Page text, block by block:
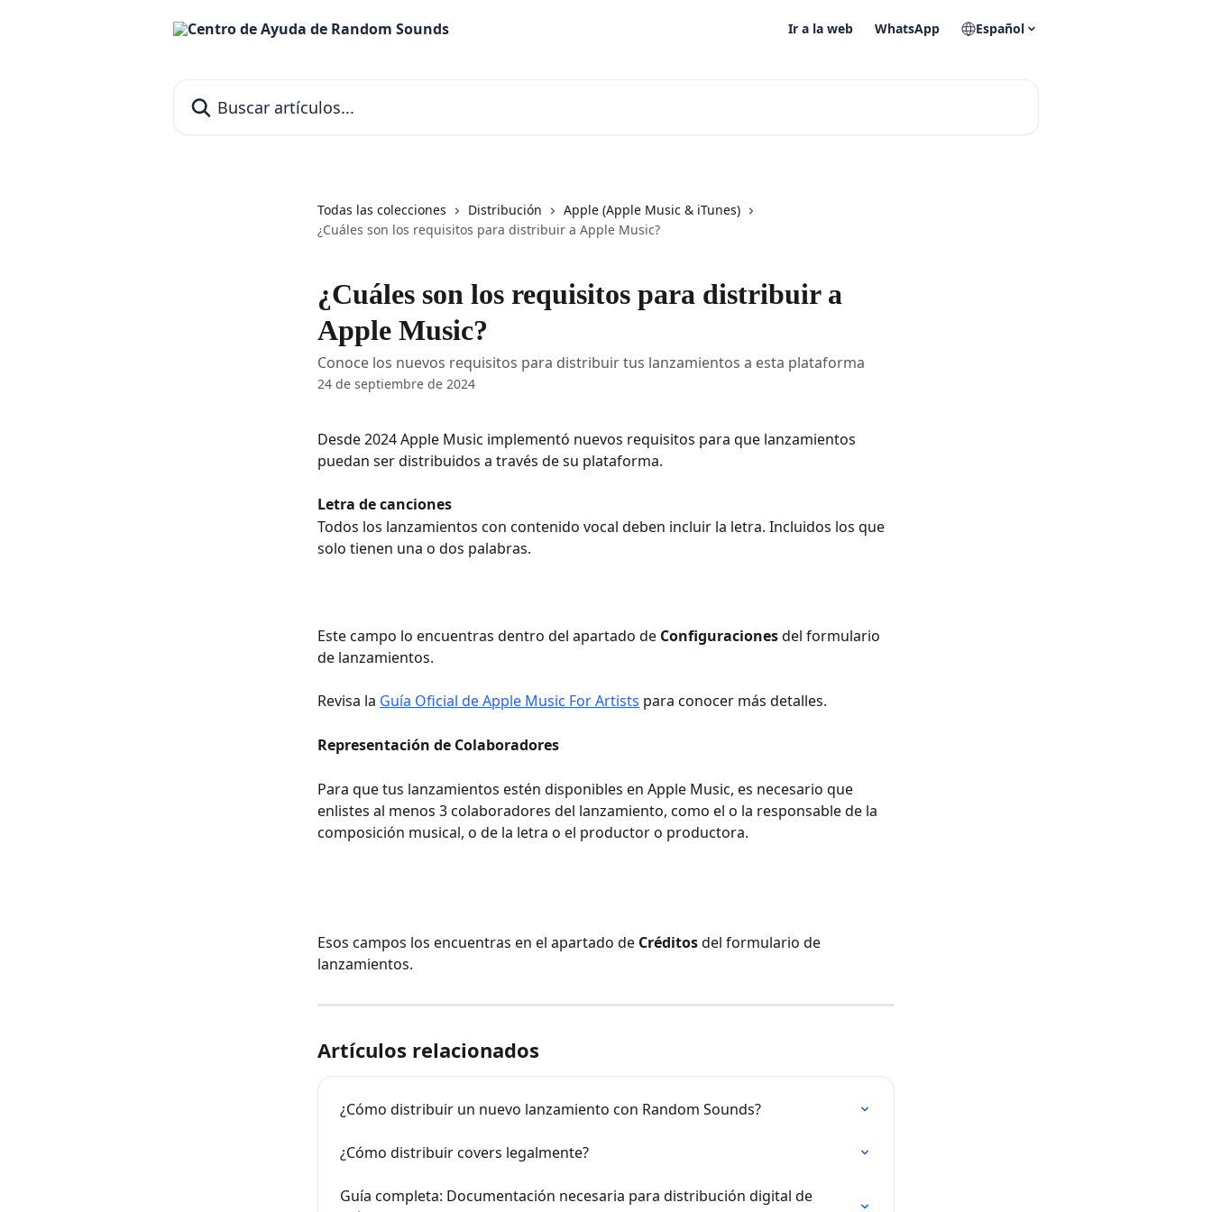
Ir a la web WhatsApp Español
Todas las colecciones Distribución
Apple (Apple Music & iTunes)
¿Cuáles son los requisitos para distribuir a Apple Music?
¿Cuáles son los requisitos para distribuir a
Apple Music?
Conoce los nuevos requisitos para distribuir tus lanzamientos a esta plataforma
24 de septiembre de 2024
Desde 2024 Apple Music implementó nuevos requisitos para que lanzamientos
puedan ser distribuidos a través de su plataforma.
Letra de canciones
Todos los lanzamientos con contenido vocal deben incluir la letra. Incluidos los que
solo tienen una o dos palabras.
Este campo lo encuentras dentro del apartado de Configuraciones del formulario
de lanzamientos.
Revisa la Guía Oficial de Apple Music For Artists para conocer más detalles.
Representación de Colaboradores
Para que tus lanzamientos estén disponibles en Apple Music, es necesario que
enlistes al menos 3 colaboradores del lanzamiento, como el o la responsable de la
composición musical, o de la letra o el productor o productora.
Esos campos los encuentras en el apartado de Créditos del formulario de
lanzamientos.
Artículos relacionados
¿Cómo distribuir un nuevo lanzamiento con Random Sounds?
¿Cómo distribuir covers legalmente?
Guía completa: Documentación necesaria para distribución digital de